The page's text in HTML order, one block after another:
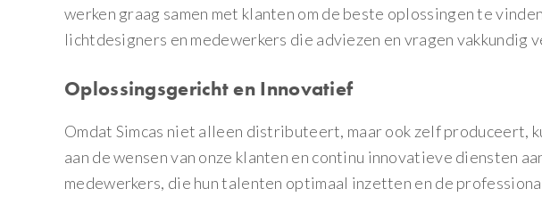
werken graag samen met klanten om de beste oplossingen te
lichtdesigners en medewerkers die adviezen en vragen vakkundig
Oplossingsgericht en Innovatief
Omdat Simcas niet alleen distributeert, maar ook zelf produceert,
aan de wensen van onze klanten en continu innovatieve diensten
medewerkers, die hun talenten optimaal inzetten en de